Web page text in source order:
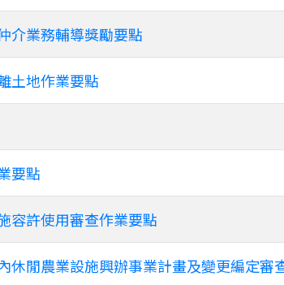
介業務輔導獎勵要點
土地作業要點
要點
容許使用審查作業要點
休閒農業設施興辦事業計畫及變更編定審